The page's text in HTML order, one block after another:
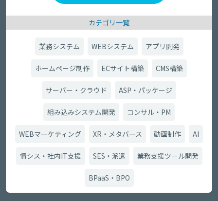
カテゴリ一覧
業務システム WEBシステム アプリ開発
ホームページ制作 ECサイト構築 CMS構築
サーバー・クラウド ASP・パッケージ
組み込みシステム開発 コンサル・PM
WEBマーケティング XR・メタバース 動画制作 AI
情シス・社内IT支援 SES・派遣 業務支援ツール開発
BPaaS・BPO